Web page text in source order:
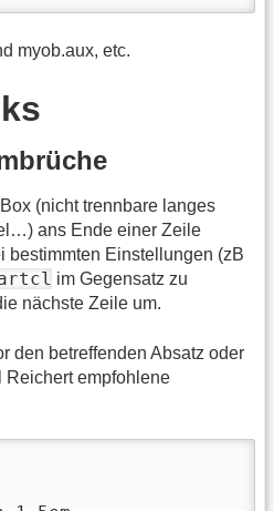
myob.aux, etc.
(nicht trennbare langes
ans Ende einer Zeile
bestimmten Einstellungen (zB
im Gegensatz zu
nächste Zeile um.
den betreffenden Absatz oder
Reichert empfohlene